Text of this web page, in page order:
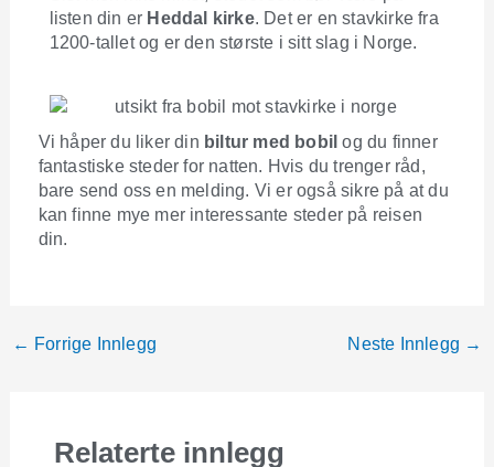
listen din er Heddal kirke. Det er en stavkirke fra
1200-tallet og er den største i sitt slag i Norge.
Vi håper du liker din biltur med bobil og du finner
fantastiske steder for natten. Hvis du trenger råd,
bare send oss en melding. Vi er også sikre på at du
kan finne mye mer interessante steder på reisen
din.
← Forrige Innlegg Neste Innlegg →
Relaterte innlegg